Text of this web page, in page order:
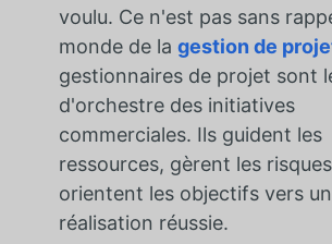
voulu. Ce n'est pas sans
monde de la gestion de
gestionnaires de projet sont
d'orchestre des initiatives
commerciales. Ils guident les
ressources, gèrent les
orientent les objectifs vers
réalisation réussie.